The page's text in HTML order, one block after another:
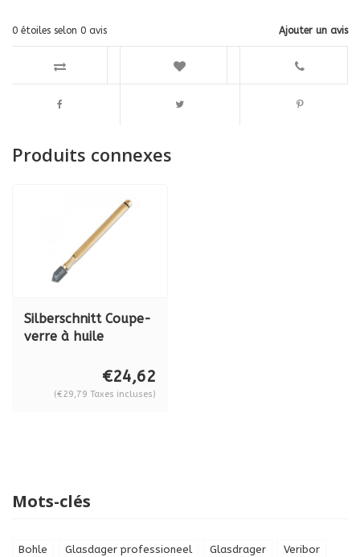
Ajouter un avis
0 étoiles selon 0 avis
Produits connexes
Silberschnitt Coupe-
verre à huile
€24,62
(€29,79 Taxes incluses)
Mots-clés
Bohle Glasdager professioneel Glasdrager Veribor